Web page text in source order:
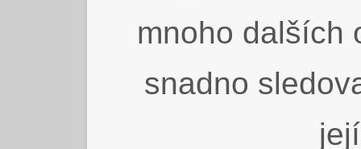
mnoho dalších
snadno